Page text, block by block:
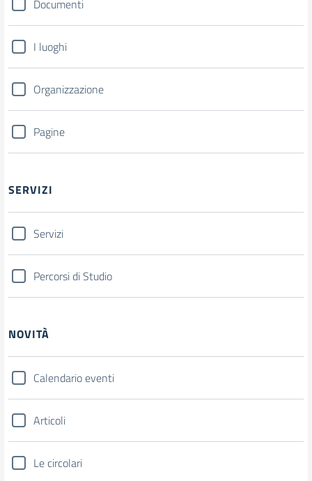
Documenti
I luoghi
Organizzazione
Pagine
SERVIZI
Servizi
Percorsi di Studio
NOVITÀ
Calendario eventi
Articoli
Le circolari